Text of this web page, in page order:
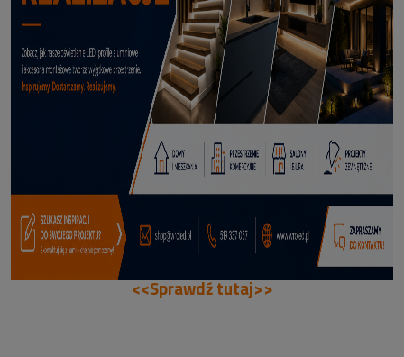
70,50 zł
DODAJ DO KOSZYKA
<<Sprawdź tutaj>>